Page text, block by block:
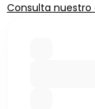
Consulta nuestro